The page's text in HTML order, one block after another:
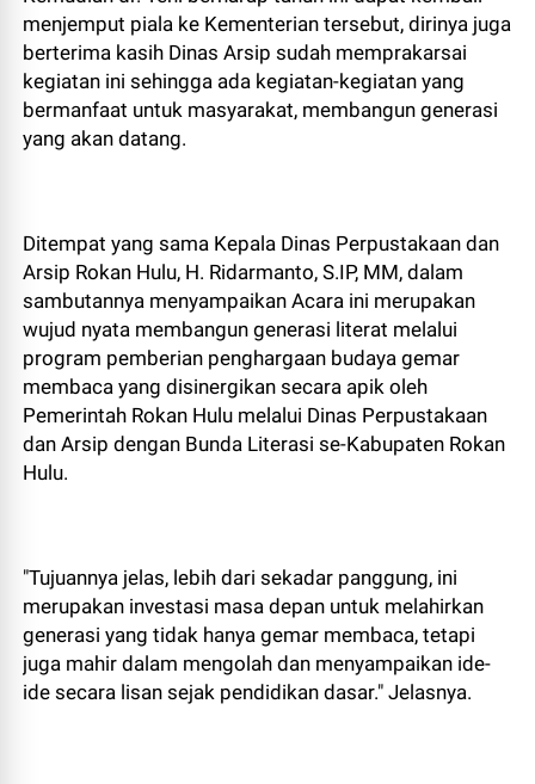
menjemput piala ke Kementerian tersebut, dirinya juga
berterima kasih Dinas Arsip sudah memprakarsai
kegiatan ini sehingga ada kegiatan-kegiatan yang
bermanfaat untuk masyarakat, membangun generasi
yang akan datang.
Ditempat yang sama Kepala Dinas Perpustakaan dan
Arsip Rokan Hulu, H. Ridarmanto, S.IP, MM, dalam
sambutannya menyampaikan Acara ini merupakan
wujud nyata membangun generasi literat melalui
program pemberian penghargaan budaya gemar
membaca yang disinergikan secara apik oleh
Pemerintah Rokan Hulu melalui Dinas Perpustakaan
dan Arsip dengan Bunda Literasi se-Kabupaten Rokan
Hulu.
"Tujuannya jelas, lebih dari sekadar panggung, ini
merupakan investasi masa depan untuk melahirkan
generasi yang tidak hanya gemar membaca, tetapi
juga mahir dalam mengolah dan menyampaikan ide-
ide secara lisan sejak pendidikan dasar." Jelasnya.